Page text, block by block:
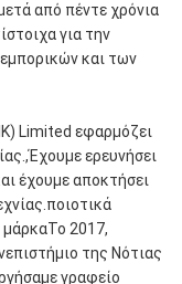
από πέντε χρόνια
για την
και των
Limited εφαρμόζει
ερευνήσει
έχουμε αποκτήσει
μάρκαΤο 2017,
της Νότιας
γραφείο